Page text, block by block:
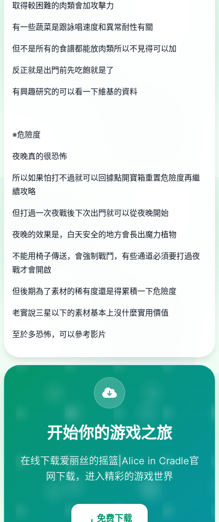
取得較困難的肉類會加攻擊力
有一些蔬菜是跟詠唱速度和異常耐性有關
但不是所有的食譜都能放肉類所以不見得可以加
反正就是出門前先吃飽就是了
有興趣研究的可以看一下維基的資料
※危險度
夜晚真的很恐怖
所以如果怕打不過就可以回據點開寶箱重置危險度再繼
續攻略
但打過一次夜戰後下次出門就可以從夜晚開始
夜晚的效果是，白天安全的地方會長出魔力植物
不能用椅子傳送，會強制戰鬥，有些通道必須要打過夜
戰才會開啟
但後期為了素材的稀有度還是得累積一下危險度
老實說三星以下的素材基本上沒什麼實用價值
至於多恐怖，可以參考影片
开始你的游戏之旅
在线下载爱丽丝的摇篮|Alice in Cradle官
网下载，进入精彩的游戏世界
免费下载